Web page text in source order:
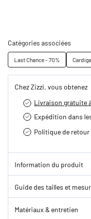
Catégories associées
Last Chance - 70%
Chez Zizzi, vous obtenez
Livraison gratuite
Expédition dans
Politique de retour
Information du produit
Guide des tailles et
Matériaux & entretien